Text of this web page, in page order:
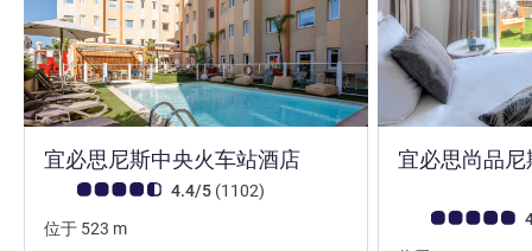
宜必思尼斯中央火车站酒店
客户意见评级 (ALL 评级)
4.4/5 (1102评论
)
位于 523 m
宜必思尚品
客户意见评级